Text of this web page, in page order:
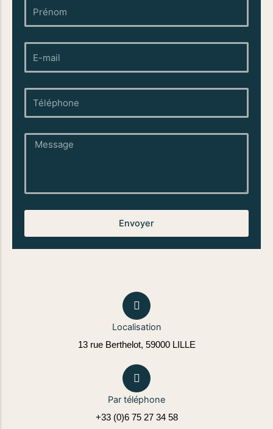
Localisation
13 rue Berthelot, 59000 LILLE
Par téléphone
+33 (0)6 75 27 34 58
mail
Message
Envoyer